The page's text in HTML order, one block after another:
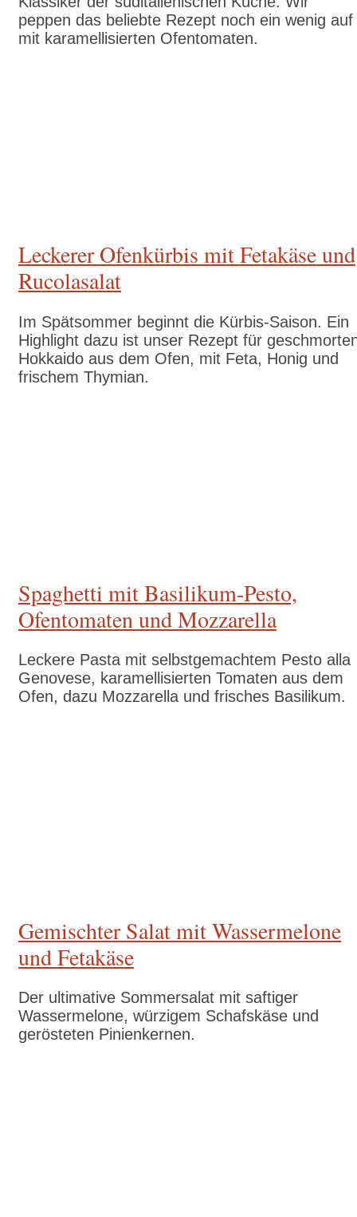
peppen das beliebte Rezept noch ein wenig auf
mit karamellisierten Ofentomaten.
Leckerer Ofenkürbis mit Fetakäse und
Rucolasalat
Im Spätsommer beginnt die Kürbis-Saison. Ein
Highlight dazu ist unser Rezept für
Hokkaido aus dem Ofen, mit Feta, Honig und
frischem Thymian.
Spaghetti mit Basilikum-Pesto,
Ofentomaten und Mozzarella
Leckere Pasta mit selbstgemachtem Pesto alla
Genovese, karamellisierten Tomaten aus dem
Ofen, dazu Mozzarella und frisches Basilikum.
Gemischter Salat mit Wassermelone
und Fetakäse
Der ultimative Sommersalat mit saftiger
Wassermelone, würzigem Schafskäse und
gerösteten Pinienkernen.